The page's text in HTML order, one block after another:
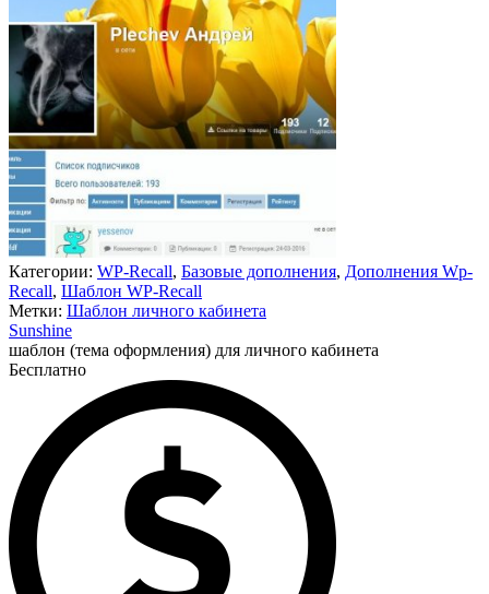
Категории: WP-Recall, Базовые дополнения, Дополнения Wp-
Recall, Шаблон WP-Recall
Метки: Шаблон личного кабинета
Sunshine
шаблон (тема оформления) для личного кабинета
Бесплатно